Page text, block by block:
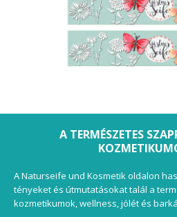
A TERMÉSZETES
A Naturseife und Kosmetik oldalon
tényeket és útmutatásokat talál a
kozmetikumok, wellness, jólét és